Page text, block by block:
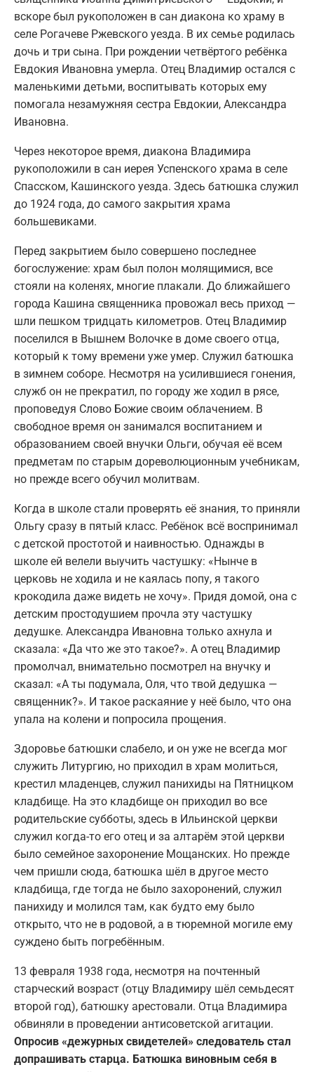
вскоре был рукоположен в сан диакона ко храму в
селе Рогачеве Ржевского уезда. В их семье родилась
дочь и три сына. При рождении четвёртого ребёнка
Евдокия Ивановна умерла. Отец Владимир остался с
маленькими детьми, воспитывать которых ему
помогала незамужняя сестра Евдокии, Александра
Ивановна.
Через некоторое время, диакона Владимира
рукоположили в сан иерея Успенского храма в селе
Спасском, Кашинского уезда. Здесь батюшка служил
до 1924 года, до самого закрытия храма
большевиками.
Перед закрытием было совершено последнее
богослужение: храм был полон молящимися, все
стояли на коленях, многие плакали. До ближайшего
города Кашина священника провожал весь приход —
шли пешком тридцать километров. Отец Владимир
поселился в Вышнем Волочке в доме своего отца,
который к тому времени уже умер. Служил батюшка
в зимнем соборе. Несмотря на усилившиеся гонения,
служб он не прекратил, по городу же ходил в рясе,
проповедуя Слово Божие своим облачением. В
свободное время он занимался воспитанием и
образованием своей внучки Ольги, обучая её всем
предметам по старым дореволюционным учебникам,
но прежде всего обучил молитвам.
Когда в школе стали проверять её знания, то приняли
Ольгу сразу в пятый класс. Ребёнок всё воспринимал
с детской простотой и наивностью. Однажды в
школе ей велели выучить частушку: «Нынче в
церковь не ходила и не каялась попу, я такого
крокодила даже видеть не хочу». Придя домой, она с
детским простодушием прочла эту частушку
дедушке. Александра Ивановна только ахнула и
сказала: «Да что же это такое?». А отец Владимир
промолчал, внимательно посмотрел на внучку и
сказал: «А ты подумала, Оля, что твой дедушка —
священник?». И такое раскаяние у неё было, что она
упала на колени и попросила прощения.
Здоровье батюшки слабело, и он уже не всегда мог
служить Литургию, но приходил в храм молиться,
крестил младенцев, служил панихиды на Пятницком
кладбище. На это кладбище он приходил во все
родительские субботы, здесь в Ильинской церкви
служил когда-то его отец и за алтарём этой церкви
было семейное захоронение Мощанских. Но прежде
чем пришли сюда, батюшка шёл в другое место
кладбища, где тогда не было захоронений, служил
панихиду и молился там, как будто ему было
открыто, что не в родовой, а в тюремной могиле ему
суждено быть погребённым.
13 февраля 1938 года, несмотря на почтенный
старческий возраст (отцу Владимиру шёл семьдесят
второй год), батюшку арестовали. Отца Владимира
обвиняли в проведении антисоветской агитации.
Опросив «дежурных свидетелей» следователь стал
допрашивать старца. Батюшка виновным себя в